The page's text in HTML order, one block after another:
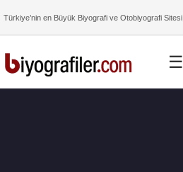
Türkiye’nin en Büyük Biyografi ve Otobiyografi Sitesi
☰